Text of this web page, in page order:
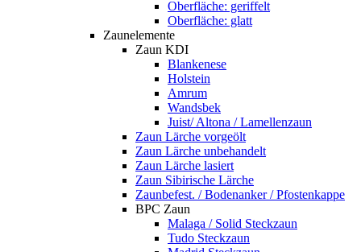
Oberfläche: geriffelt
Oberfläche: glatt
Zaunelemente
Zaun KDI
Blankenese
Holstein
Amrum
Wandsbek
Juist/ Altona / Lamellenzaun
Zaun Lärche vorgeölt
Zaun Lärche unbehandelt
Zaun Lärche lasiert
Zaun Sibirische Lärche
Zaunbefest. / Bodenanker / Pfostenkappe
BPC Zaun
Malaga / Solid Steckzaun
Tudo Steckzaun